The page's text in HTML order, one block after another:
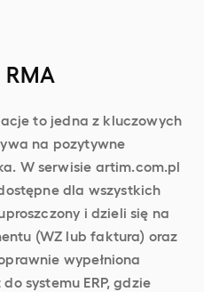
to jedna z kluczowych
na pozytywne
W serwisie artim.com.pl
dla wszystkich
i dzieli się na
(WZ lub faktura) oraz
wypełniona
systemu ERP, gdzie